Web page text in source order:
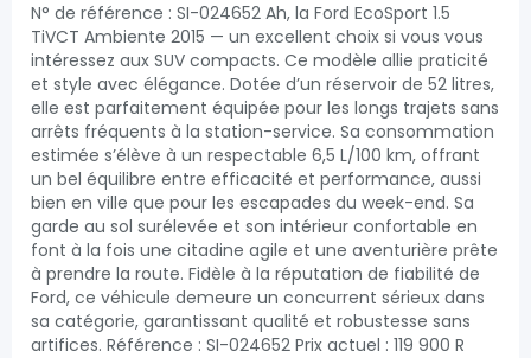
N° de référence : SI-024652 Ah, la Ford EcoSport 1.5
TiVCT Ambiente 2015 — un excellent choix si vous vous
intéressez aux SUV compacts. Ce modèle allie praticité
et style avec élégance. Dotée d’un réservoir de 52 litres,
elle est parfaitement équipée pour les longs trajets sans
arrêts fréquents à la station-service. Sa consommation
estimée s’élève à un respectable 6,5 L/100 km, offrant
un bel équilibre entre efficacité et performance, aussi
bien en ville que pour les escapades du week-end. Sa
garde au sol surélevée et son intérieur confortable en
font à la fois une citadine agile et une aventurière prête
à prendre la route. Fidèle à la réputation de fiabilité de
Ford, ce véhicule demeure un concurrent sérieux dans
sa catégorie, garantissant qualité et robustesse sans
artifices. Référence : SI-024652 Prix actuel : 119 900 R